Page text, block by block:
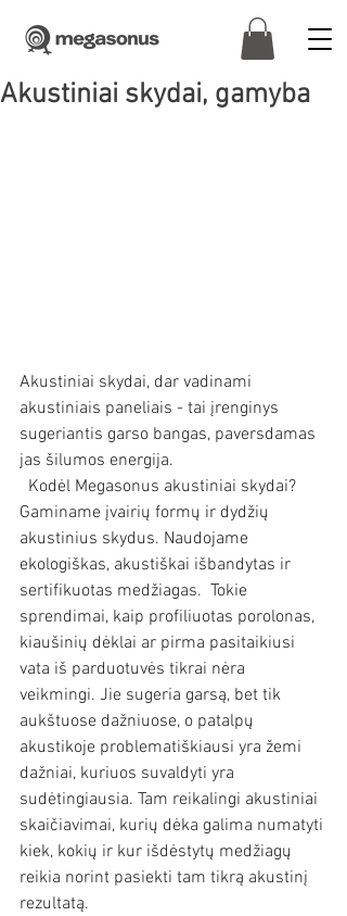
Akustiniai skydai, gamyba
Akustiniai skydai, dar vadinami
akustiniais paneliais - tai įrenginys
sugeriantis garso bangas, paversdamas
jas šilumos energija.
Gaminame įvairių formų ir dydžių
akustinius skydus. Naudojame
ekologiškas, akustiškai išbandytas ir
sertifikuotas medžiagas.  Tokie
sprendimai, kaip profiliuotas porolonas,
kiaušinių dėklai ar pirma pasitaikiusi
vata iš parduotuvės tikrai nėra
veikmingi. Jie sugeria garsą, bet tik
aukštuose dažniuose, o patalpų
akustikoje problematiškiausi yra žemi
dažniai, kuriuos suvaldyti yra
sudėtingiausia. Tam reikalingi akustiniai
skaičiavimai, kurių dėka galima numatyti
kiek, kokių ir kur išdėstytų medžiagų
reikia norint pasiekti tam tikrą akustinį
rezultatą.